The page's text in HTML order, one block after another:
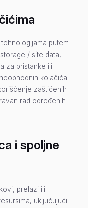
putem
/ site data,
za pristanke ili
kolačića
zaštićenih
rad određenih
i spoljne
prelazi ili
uključujući